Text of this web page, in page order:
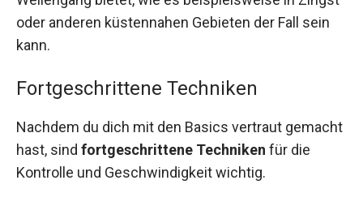
oder anderen küstennahen Gebieten der Fall sein
kann.
Fortgeschrittene Techniken
Nachdem du dich mit den Basics vertraut gemacht
hast, sind fortgeschrittene Techniken für die
Kontrolle und Geschwindigkeit wichtig.